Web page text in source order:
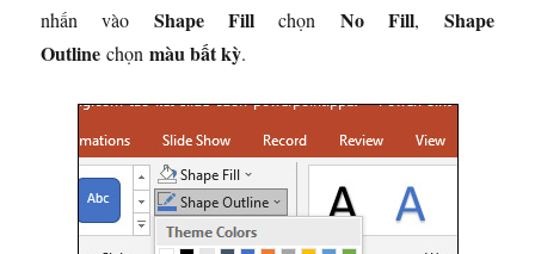
nhấn vào Shape FillchọnNo Fill, Shape
Outline chọnmàu bất kỳ.